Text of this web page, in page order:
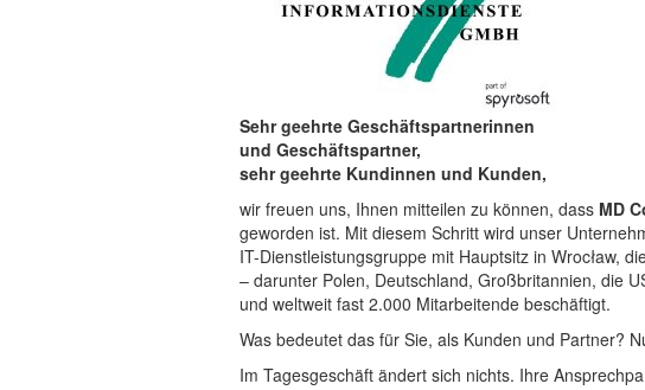
Sehr geehrte Geschäftspartnerinnen
und Geschäftspartner,
sehr geehrte Kundinnen und Kunden,
wir freuen uns, Ihnen mitteilen zu können, dass MD
geworden ist. Mit diesem Schritt wird unser
IT-Dienstleistungsgruppe mit Hauptsitz in Wrocław,
– darunter Polen, Deutschland, Großbritannien, die
und weltweit fast 2.000 Mitarbeitende beschäftigt.
Was bedeutet das für Sie, als Kunden und Partner?
Im Tagesgeschäft ändert sich nichts. Ihre